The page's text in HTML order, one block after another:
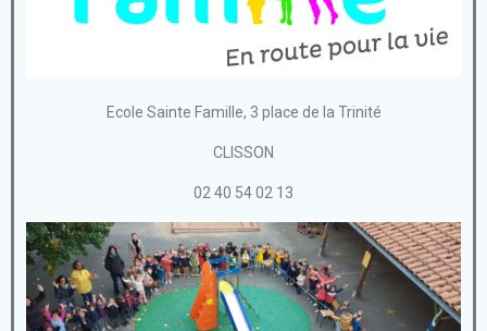
Ecole Sainte Famille, 3 place de la Trinité
CLISSON
02 40 54 02 13